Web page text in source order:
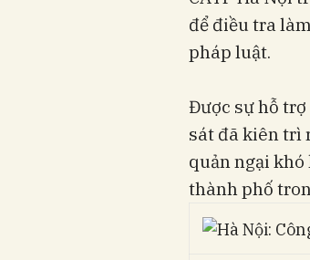
để điều tra
pháp luật.
Được sự hỗ
sát đã kiên trì
quản ngại
thành phố